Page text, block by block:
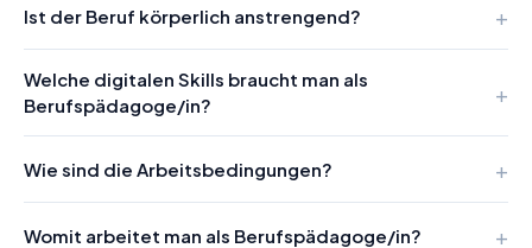
Ist der Beruf körperlich anstrengend?
Welche digitalen Skills braucht man als
Berufspädagoge/in?
Wie sind die Arbeitsbedingungen?
Womit arbeitet man als Berufspädagoge/in?